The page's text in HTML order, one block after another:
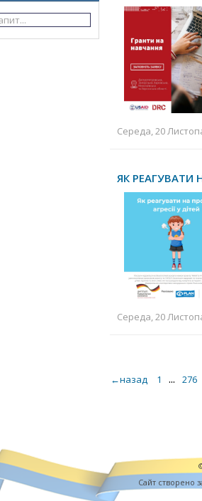
Середа, 20
ЯК РЕАГУВАТИ
Середа, 20
←назад 1 ... 276
Cайт створено